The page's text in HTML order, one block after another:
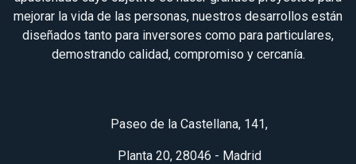
mejorar la vida de las personas, nuestros desarrollos están
diseñados tanto para inversores como para particulares,
demostrando calidad, compromiso y cercanía.
Paseo de la Castellana, 141,
Planta 20, 28046 - Madrid